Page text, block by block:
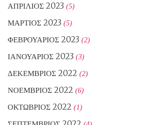
ΑΠΡΊΛΙΟΣ 2023 (5)
ΜΆΡΤΙΟΣ 2023 (5)
ΦΕΒΡΟΥΆΡΙΟΣ 2023 (2)
ΙΑΝΟΥΆΡΙΟΣ 2023 (3)
ΔΕΚΈΜΒΡΙΟΣ 2022 (2)
ΝΟΈΜΒΡΙΟΣ 2022 (6)
ΟΚΤΏΒΡΙΟΣ 2022 (1)